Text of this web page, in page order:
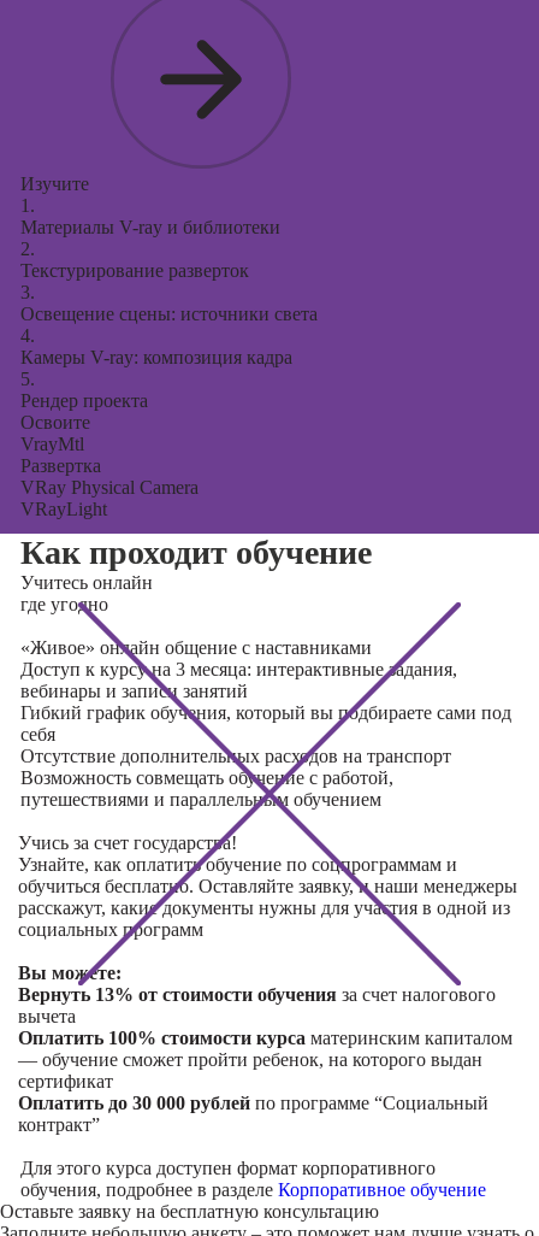
Изучите
1.
Материалы V-ray и библиотеки
2.
Текстурирование разверток
3.
Освещение сцены: источники света
4.
Камеры V-ray: композиция кадра
5.
Рендер проекта
Освоите
VrayMtl
Развертка
VRay Physical Camera
VRayLight
Как проходит обучение
Учитесь онлайн
где угодно
«Живое» онлайн общение с наставниками
Доступ к курсу на 3 месяца: интерактивные задания,
вебинары и записи занятий
Гибкий график обучения, который вы подбираете сами под
себя
Отсутствие дополнительных расходов на транспорт
Возможность совмещать обучение с работой,
путешествиями и параллельным обучением
Учись за счет государства!
Узнайте, как оплатить обучение по соцпрограммам и
обучиться бесплатно. Оставляйте заявку, и наши менеджеры
расскажут, какие документы нужны для участия в одной из
социальных программ
Вы можете:
Вернуть 13% от стоимости обучения за счет налогового
вычета
Оплатить 100% стоимости курса материнским капиталом
— обучение сможет пройти ребенок, на которого выдан
сертификат
Оплатить до 30 000 рублей по программе “Социальный
контракт”
Для этого курса доступен формат корпоративного
обучения, подробнее в разделе Корпоративное обучение
Оставьте заявку на бесплатную консультацию